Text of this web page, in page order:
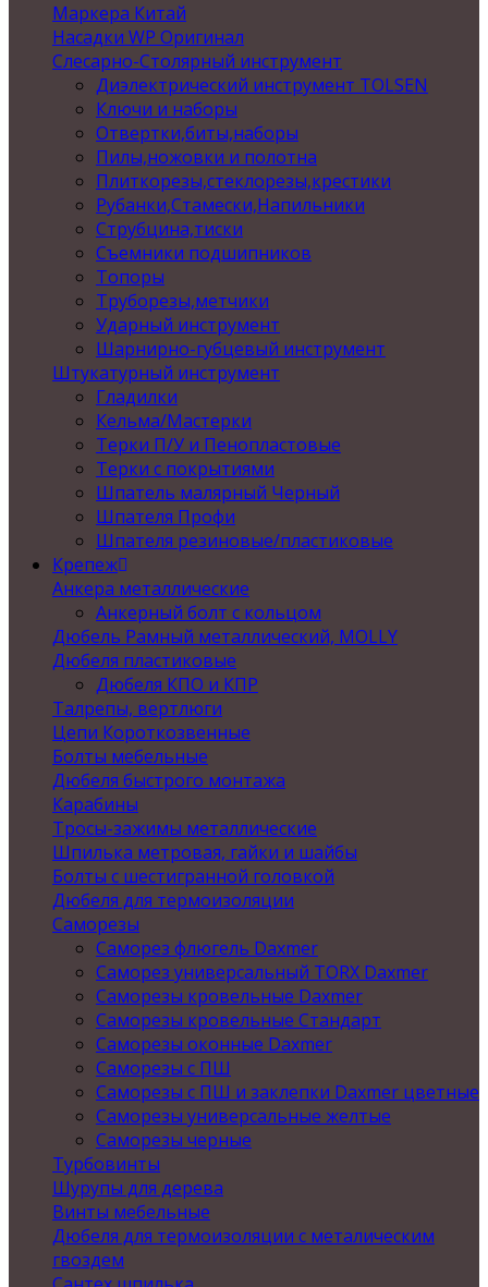
Маркера Китай
Насадки WP Оригинал
Слесарно-Столярный инструмент
Диэлектрический инструмент TOLSEN
Ключи и наборы
Отвертки,биты,наборы
Пилы,ножовки и полотна
Плиткорезы,стеклорезы,крестики
Рубанки,Стамески,Напильники
Струбцина,тиски
Съемники подшипников
Топоры
Труборезы,метчики
Ударный инструмент
Шарнирно-губцевый инструмент
Штукатурный инструмент
Гладилки
Кельма/Мастерки
Терки П/У и Пенопластовые
Терки с покрытиями
Шпатель малярный Черный
Шпателя Профи
Шпателя резиновые/пластиковые
Крепеж
Анкера металлические
Анкерный болт с кольцом
Дюбель Рамный металлический, MOLLY
Дюбеля пластиковые
Дюбеля КПО и КПР
Талрепы, вертлюги
Цепи Короткозвенные
Болты мебельные
Дюбеля быстрого монтажа
Карабины
Тросы-зажимы металлические
Шпилька метровая, гайки и шайбы
Болты с шестигранной головкой
Дюбеля для термоизоляции
Саморезы
Саморез флюгель Daxmer
Саморез универсальный TORX Daxmer
Саморезы кровельные Daxmer
Саморезы кровельные Стандарт
Саморезы оконные Daxmer
Саморезы с ПШ
Саморезы с ПШ и заклепки Daxmer цветные
Саморезы универсальные желтые
Саморезы черные
Турбовинты
Шурупы для дерева
Винты мебельные
Дюбеля для термоизоляции с металическим
гвоздем